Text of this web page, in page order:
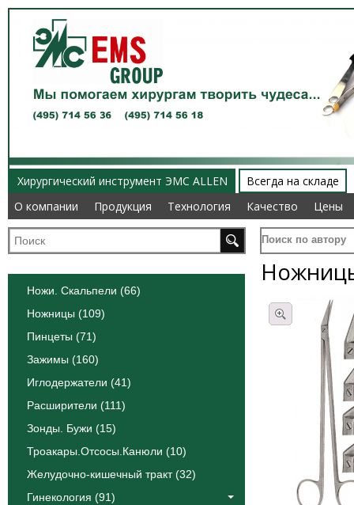
Хирургический инструмент ЭМС ALLEN
О компании
Продукция Технология Качество Цены
Всегда на складе
О компании
Продукция Технология Качество Цены
Поиск по автору
Ножи. Скальпели (66)
Ножницы (109)
Пинцеты (71)
Зажимы (160)
Иглодержатели (41)
Расширители (111)
Зонды. Бужи (15)
Троакары.Отсосы.Канюли (10)
Желудочно-кишечный тракт (32)
Гинекология (91)